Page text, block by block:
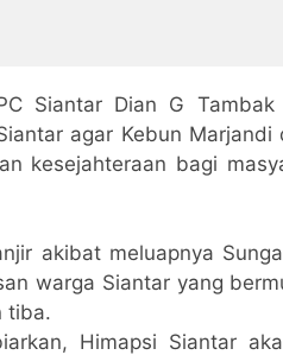
Siantar Dian G
agar Kebun
kesejahteraan bagi
akibat meluapnya
warga Siantar yang
tiba.
Himapsi Siantar